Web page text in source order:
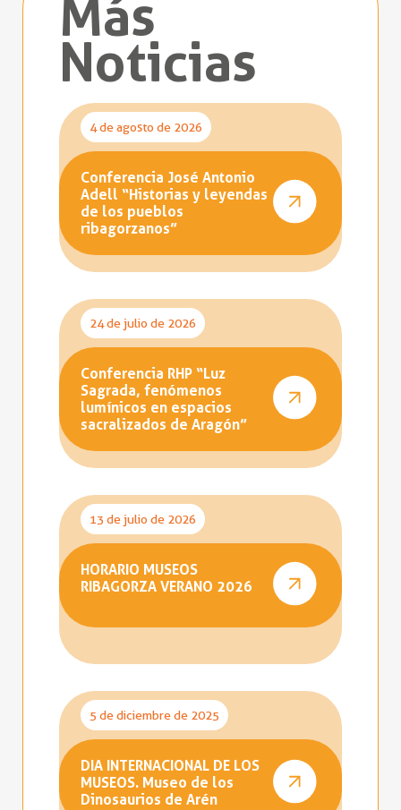
Más
Noticias
4 de agosto de 2026
Conferencia José Antonio
Adell “Historias y leyendas
de los pueblos
ribagorzanos”
24 de julio de 2026
Conferencia RHP “Luz
Sagrada, fenómenos
lumínicos en espacios
sacralizados de Aragón”
13 de julio de 2026
HORARIO MUSEOS
RIBAGORZA VERANO 2026
5 de diciembre de 2025
DIA INTERNACIONAL DE LOS
MUSEOS. Museo de los
Dinosaurios de Arén